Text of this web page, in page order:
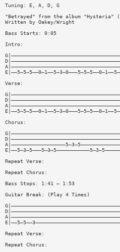
Tuning: E, A, D, G
"Betrayed" from the album "Hysteria"
Written by Oakey/Wright
Bass Starts: 0:05
Intro:
Verse:
Chorus:
Repeat Verse:
Repeat Chorus:
Bass Stops: 1:41 — 1:53
Guitar Break: (Play 4 Times)
Repeat Verse:
Repeat Chorus: